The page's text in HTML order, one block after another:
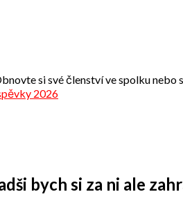
si své členství ve spolku
2026
bych si za ni ale